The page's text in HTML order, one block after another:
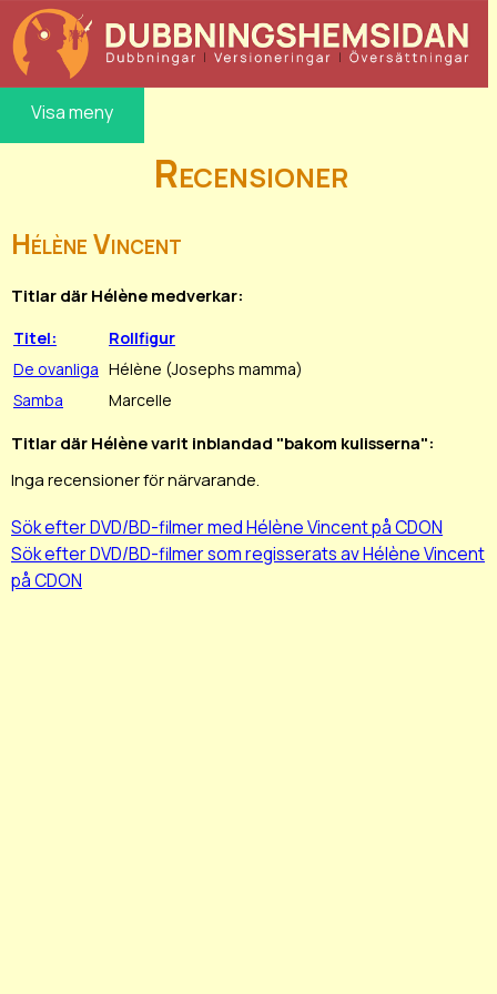
Visa meny
Recensioner
Hélène Vincent
Titlar där Hélène medverkar:
Titel:
Rollfigur
De ovanliga Hélène (Josephs mamma)
Samba
Marcelle
Titlar där Hélène varit inblandad "bakom kulisserna":
Inga recensioner för närvarande.
Sök efter DVD/BD-filmer med Hélène Vincent på CDON
Sök efter DVD/BD-filmer som regisserats av Hélène Vincent
på CDON